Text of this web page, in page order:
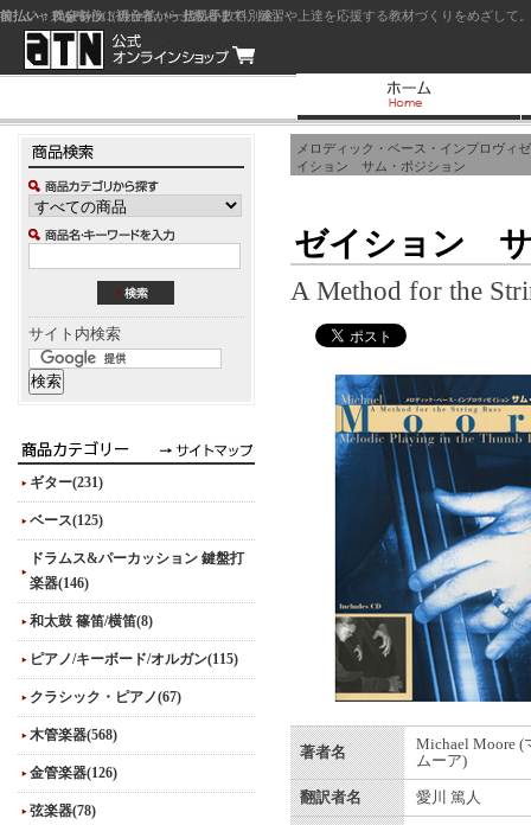
ジャズを中心に初心者から上級者まで、練習や上達を応援する教材づくりをめざし
サイト内検索
ギター(231)
ベース(125)
ドラムス&パーカッション 鍵盤打
楽器(146)
和太鼓 篠笛/横笛(8)
ピアノ/キーボード/オルガン(115)
クラシック・ピアノ(67)
木管楽器(568)
金管楽器(126)
弦楽器(78)
メロディック・ベース・インプロヴィゼ
イション サム・ポジション
ゼイション
A Method for the
著者名
Michael Moore (
ムーア)
翻訳者名 愛川 篤人
前払い：クレジットカード（一括払い）
後払い：代金引換（現金払い・代引手数料別途）
前払い：PayPay